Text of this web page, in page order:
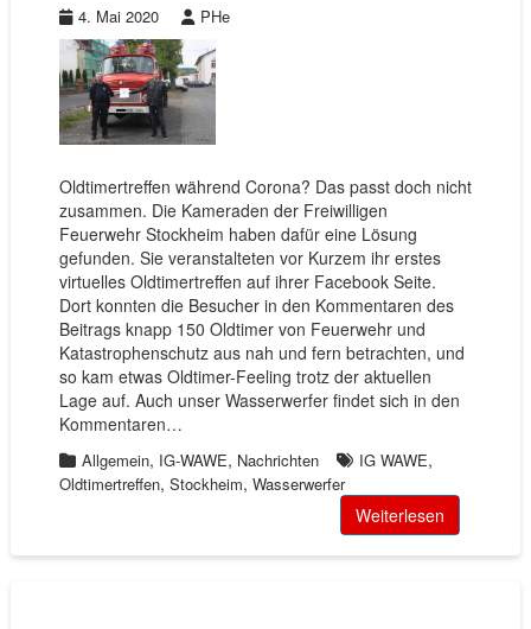
4. Mai 2020 PHe
Oldtimertreffen während Corona? Das passt doch nicht
zusammen. Die Kameraden der Freiwilligen
Feuerwehr Stockheim haben dafür eine Lösung
gefunden. Sie veranstalteten vor Kurzem ihr erstes
virtuelles Oldtimertreffen auf ihrer Facebook Seite.
Dort konnten die Besucher in den Kommentaren des
Beitrags knapp 150 Oldtimer von Feuerwehr und
Katastrophenschutz aus nah und fern betrachten, und
so kam etwas Oldtimer-Feeling trotz der aktuellen
Lage auf. Auch unser Wasserwerfer findet sich in den
Kommentaren…
Allgemein, IG-WAWE, Nachrichten IG WAWE,
Oldtimertreffen, Stockheim, Wasserwerfer
Weiterlesen